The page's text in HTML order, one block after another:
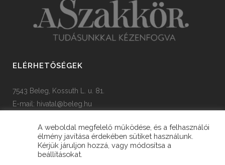
ELÉRHETŐSÉGEK
7543 Beleg, Kossuth L. u. 81.
E-mail: hivatal@beleg.hu
A weboldal megfelelő működése, és a felhasználói
élmény javítása érdekében sütiket használunk.
Kérjük járuljon hozzá, vagy módosítsa a
beállításokat.